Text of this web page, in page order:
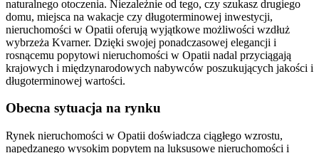
naturalnego otoczenia. Niezależnie od tego, czy szukasz drugiego
domu, miejsca na wakacje czy długoterminowej inwestycji,
nieruchomości w Opatii oferują wyjątkowe możliwości wzdłuż
wybrzeża Kvarner. Dzięki swojej ponadczasowej elegancji i
rosnącemu popytowi nieruchomości w Opatii nadal przyciągają
krajowych i międzynarodowych nabywców poszukujących jakości i
długoterminowej wartości.
Obecna sytuacja na rynku
Rynek nieruchomości w Opatii doświadcza ciągłego wzrostu,
napędzanego wysokim popytem na luksusowe nieruchomości i